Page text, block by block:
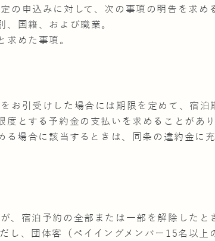
の申込みに対して、次の事項の明告を求め
、国籍、および職業。
求めた事項。
お引受けした場合には期限を定めて、宿
とする予約金の支払いを求めることがあり
場合に該当するときは、同条の違約金に
、宿泊予約の全部または一部を解除したと
し、団体客（ペイイングメンバー15名以上